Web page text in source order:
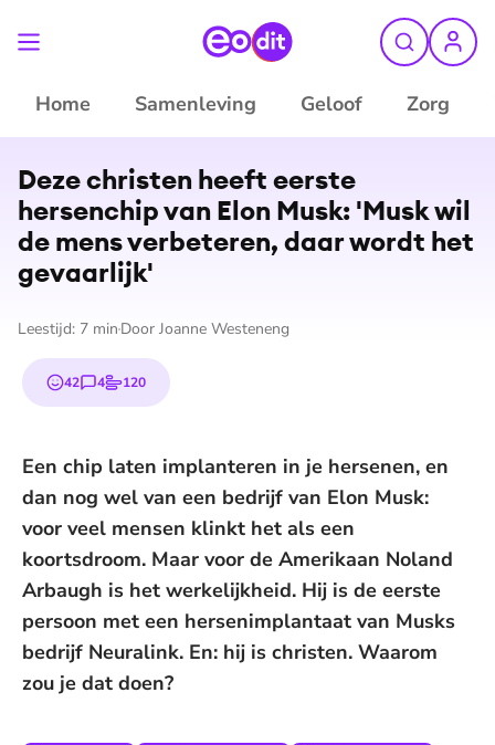
Home Samenleving Geloof Zorg
YouTube/Good Morning America
Deze christen heeft eerste
hersenchip van Elon Musk: 'Musk wil
de mens verbeteren, daar wordt het
gevaarlijk'
Leestijd: 7 min Door Joanne Westeneng
42
emojis4
reacties
120
stemmen
Een chip laten implanteren in je hersenen, en
dan nog wel van een bedrijf van Elon Musk:
voor veel mensen klinkt het als een
koortsdroom. Maar voor de Amerikaan Noland
Arbaugh is het werkelijkheid. Hij is de eerste
persoon met een hersenimplantaat van Musks
bedrijf Neuralink. En: hij is christen. Waarom
zou je dat doen?